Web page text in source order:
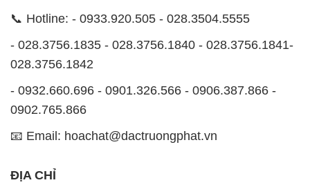
📞 Hotline: - 0933.920.505 - 028.3504.5555
- 028.3756.1835 - 028.3756.1840 - 028.3756.1841-
028.3756.1842
- 0932.660.696 - 0901.326.566 - 0906.387.866 -
0902.765.866
📧 Email: hoachat@dactruongphat.vn
ĐỊA CHỈ